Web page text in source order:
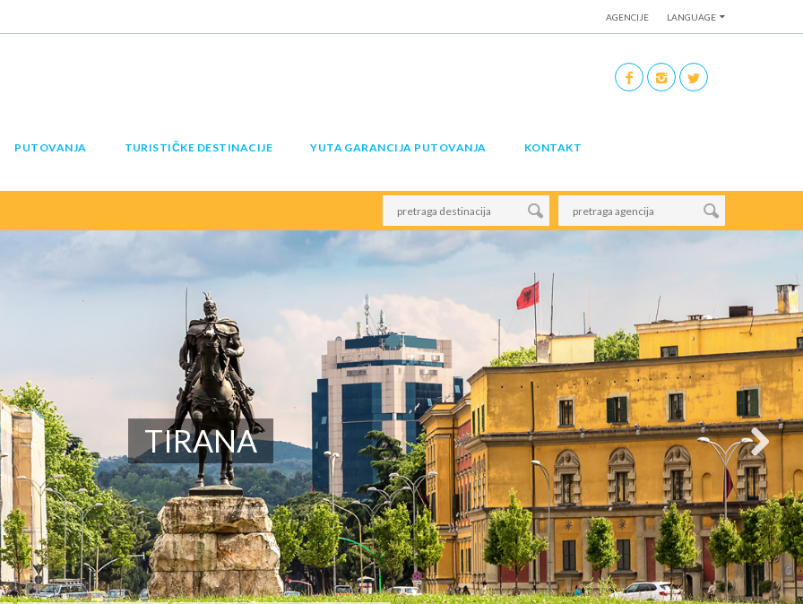
AGENCIJE LANGUAGE
PUTOVANJA TURISTIČKE DESTINACIJE YUTA GARANCIJA PUTOVANJA KONTAKT
TIRANA